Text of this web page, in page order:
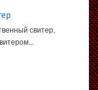
свитер,